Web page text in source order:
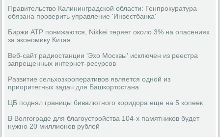
Правительство Калининградской области: Генпрокуратура
обязана проверить управление 'Инвестбанка'
Биржи АТР понижаются, Nikkei теряет около 3% на опасениях
за экономику Китая
Веб-сайт радиостанции 'Эхо Москвы' исключен из реестра
запрещенных интернет-ресурсов
Развитие сельхозкооперативов является одной из
приоритетных задач для Башкортостана
ЦБ поднял границы бивалютного коридора еще на 5 копеек
В Волгограде для благоустройства 104-х памятников будет
нужно 20 миллионов рублей